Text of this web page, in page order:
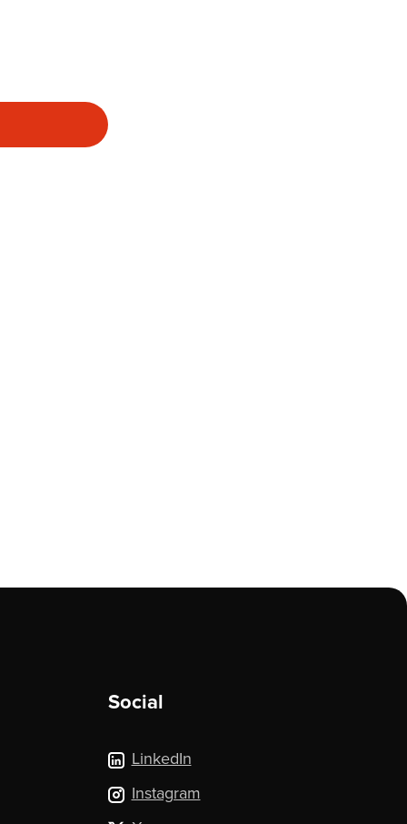
Social
LinkedIn
Instagram